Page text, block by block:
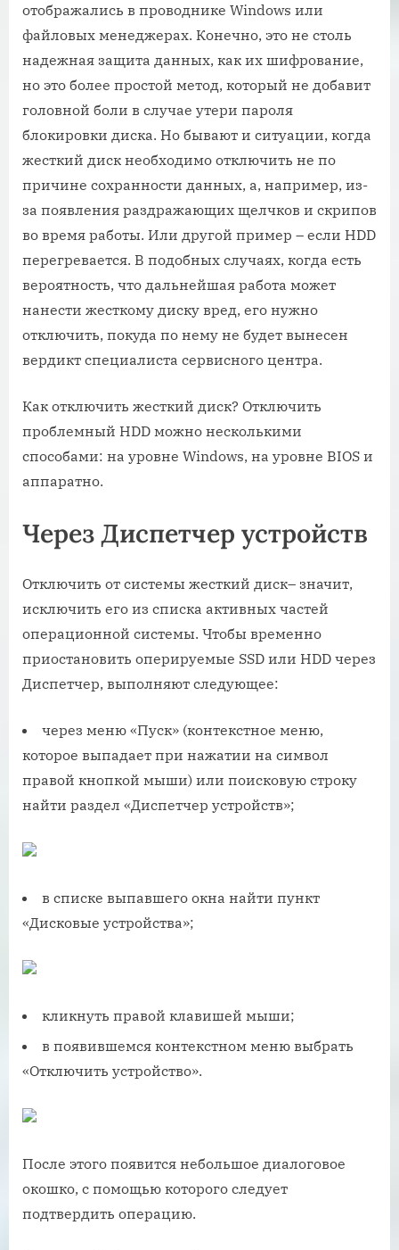
отображались в проводнике Windows или
файловых менеджерах. Конечно, это не столь
надежная защита данных, как их шифрование,
но это более простой метод, который не добавит
головной боли в случае утери пароля
блокировки диска. Но бывают и ситуации, когда
жесткий диск необходимо отключить не по
причине сохранности данных, а, например, из-
за появления раздражающих щелчков и скрипов
во время работы. Или другой пример – если HDD
перегревается. В подобных случаях, когда есть
вероятность, что дальнейшая работа может
нанести жесткому диску вред, его нужно
отключить, покуда по нему не будет вынесен
вердикт специалиста сервисного центра.
Как отключить жесткий диск? Отключить
проблемный HDD можно несколькими
способами: на уровне Windows, на уровне BIOS и
аппаратно.
Через Диспетчер устройств
Отключить от системы жесткий диск– значит,
исключить его из списка активных частей
операционной системы. Чтобы временно
приостановить оперируемые SSD или HDD через
Диспетчер, выполняют следующее:
через меню «Пуск» (контекстное меню,
которое выпадает при нажатии на символ
правой кнопкой мыши) или поисковую строку
найти раздел «Диспетчер устройств»;
в списке выпавшего окна найти пункт
«Дисковые устройства»;
кликнуть правой клавишей мыши;
в появившемся контекстном меню выбрать
«Отключить устройство».
После этого появится небольшое диалоговое
окошко, с помощью которого следует
подтвердить операцию.